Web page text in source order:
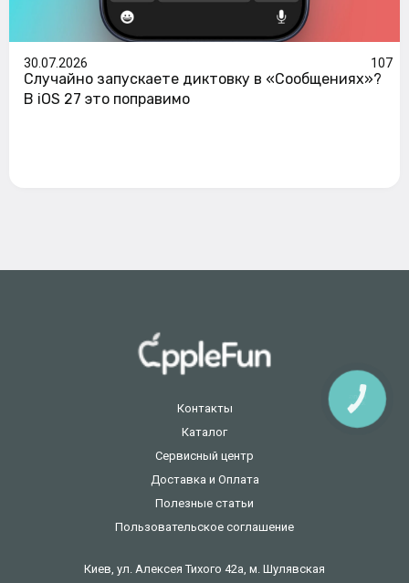
30.07.2026 107
Случайно запускаете диктовку в «Сообщениях»?
В iOS 27 это поправимо
Контакты
Каталог
Сервисный центр
Доставка и Оплата
Полезные статьи
Пользовательское соглашение
Киев, ул. Алексея Тихого 42а, м. Шулявская
КНОПКА
ЗВ'ЯЗКУ